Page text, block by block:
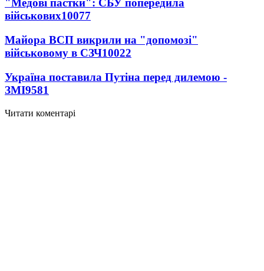
"Медові пастки": СБУ попередила
військових10077
Майора ВСП викрили на "допомозі"
військовому в СЗЧ10022
Україна поставила Путіна перед дилемою -
ЗМІ9581
Читати коментарі